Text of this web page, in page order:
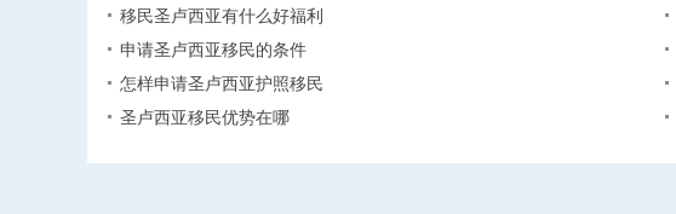
移民圣卢西亚有什么好福利
申请圣卢西亚移民的条件
怎样申请圣卢西亚护照移民
圣卢西亚移民优势在哪